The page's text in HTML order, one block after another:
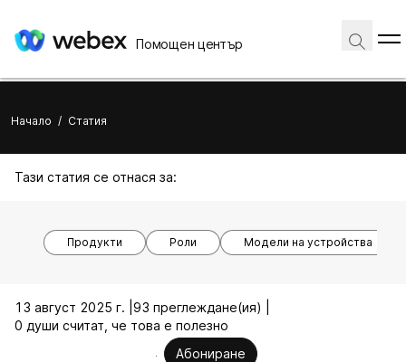
Помощен център
Начало / Статия
Тази статия се отнася за:
Продукти Роли Модели на устройства
13 август 2025 г. | 93 преглеждане(ия) |
0 души считат, че това е полезно
Абониране